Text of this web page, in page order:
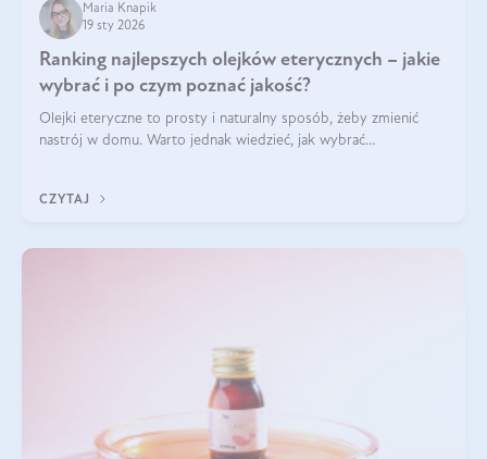
Maria Knapik
19 sty 2026
Ranking najlepszych olejków eterycznych – jakie
wybrać i po czym poznać jakość?
Olejki eteryczne to prosty i naturalny sposób, żeby zmienić
nastrój w domu. Warto jednak wiedzieć, jak wybrać
kryteria wyboru!
CZYTAJ